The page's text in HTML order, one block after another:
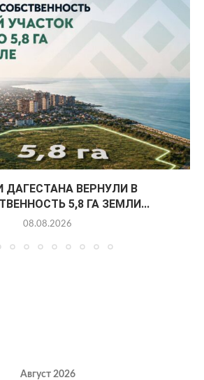
ДАГЕСТАНА ВЕРНУЛИ В
5,8 ГА ЗЕМЛИ...
08.08.2026
Август 2026